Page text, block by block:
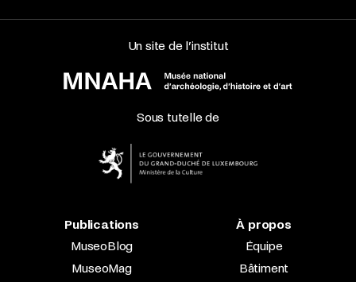
Un site de l’institut
Sous tutelle de
Publications
MuseoBlog
MuseoMag
À propos
Équipe
Bâtiment